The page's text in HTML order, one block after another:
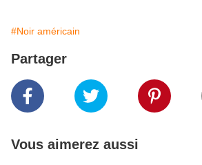
#Noir américain
Partager
Vous aimerez aussi